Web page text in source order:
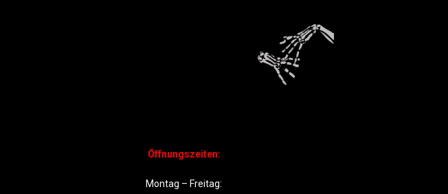
Öffnungszeiten:
Montag – Freitag: